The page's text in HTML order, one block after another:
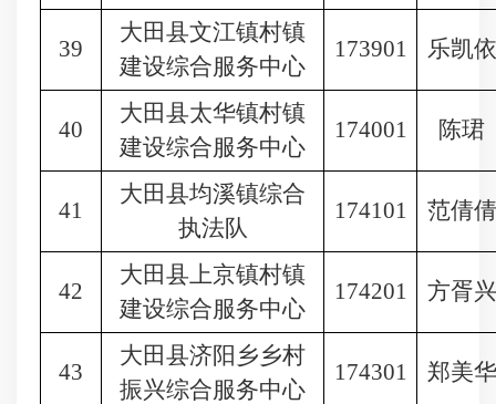
39
大田县文江镇村镇
建设综合服务中心
173901 乐凯依
40
大田县太华镇村镇
建设综合服务中心
174001 陈珺
41
大田县均溪镇综合
执法队
174101 范倩倩
42
大田县上京镇村镇
建设综合服务中心
174201 方胥兴
43
大田县济阳乡乡村
振兴综合服务中心
174301 郑美华